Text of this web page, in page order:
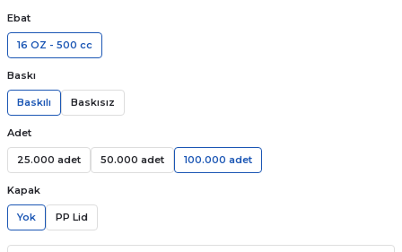
Kutusu
Tuz
Setleri
Ebat
16 OZ - 500 cc
Baskı
Baskılı Baskısız
Adet
25.000 adet 50.000 adet 100.000 adet
Kapak
Yok PP Lid